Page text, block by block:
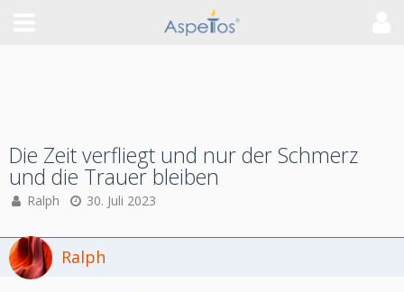
Die Zeit verfliegt und nur der Schmerz
und die Trauer bleiben
Ralph 30. Juli 2023
Ralph